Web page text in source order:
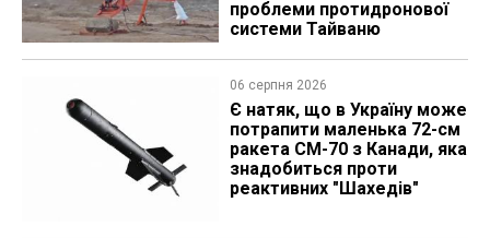
проблеми протидронової
системи Тайваню
06 серпня 2026
Є натяк, що в Україну може
потрапити маленька 72-см
ракета CM-70 з Канади, яка
знадобиться проти
реактивних "Шахедів"